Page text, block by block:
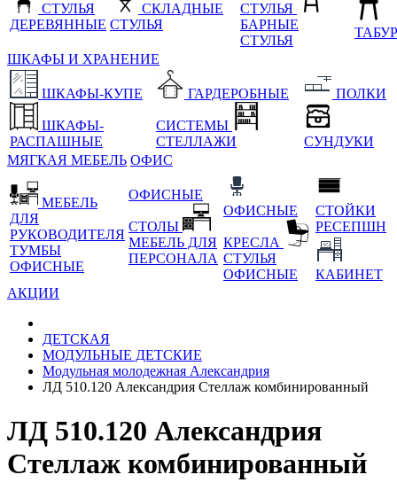
СТУЛЬЯ
ДЕРЕВЯННЫЕ
СКЛАДНЫЕ
СТУЛЬЯ
СТУЛЬЯ
БАРНЫЕ
СТУЛЬЯ
ШКАФЫ И ХРАНЕНИЕ
ШКАФЫ-КУПЕ
ШКАФЫ-
РАСПАШНЫЕ
ГАРДЕРОБНЫЕ
СИСТЕМЫ
СТЕЛЛАЖИ
ПОЛКИ
СУНДУКИ
МЯГКАЯ МЕБЕЛЬ ОФИС
МЕБЕЛЬ
ДЛЯ
РУКОВОДИТЕЛЯ
ТУМБЫ
ОФИСНЫЕ
ОФИСНЫЕ
СТОЛЫ
МЕБЕЛЬ ДЛЯ
ПЕРСОНАЛА
ОФИСНЫЕ
КРЕСЛА
СТУЛЬЯ
ОФИСНЫЕ
СТОЙКИ
РЕСЕПШН
КАБИНЕТ
АКЦИИ
ДЕТСКАЯ
МОДУЛЬНЫЕ ДЕТСКИЕ
Модульная молодежная Александрия
ЛД 510.120 Александрия Стеллаж комбинированный
ЛД 510.120 Александрия
Стеллаж комбинированный